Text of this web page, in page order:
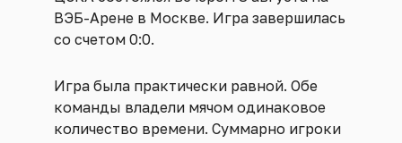
ВЭБ-Арене в Москве. Игра завершилась
со счетом 0:0.
Игра была практически равной. Обе
команды владели мячом одинаковое
количество времени. Суммарно игроки